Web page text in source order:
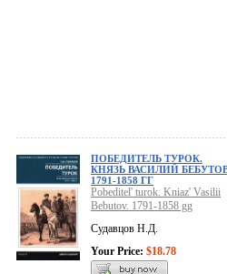
ПОБЕДИТЕЛЬ ТУРОК.
КНЯЗЬ ВАСИЛИЙ
1791-1858 ГГ
Pobeditel' turok. Kniaz' Vasilii
Bebutov. 1791-1858 gg
Судавцов Н.Д.
Your Price: $18.78